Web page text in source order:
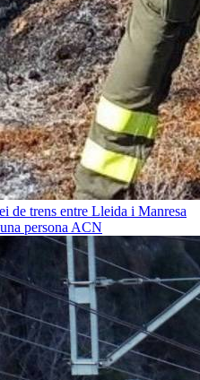
de trens entre Lleida i Manresa
persona ACN